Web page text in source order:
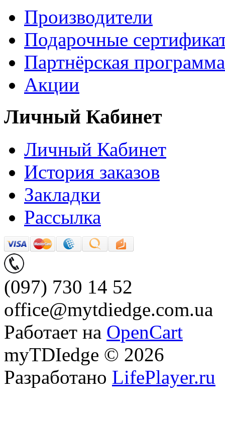
Производители
Подарочные
Партнёрская программа
Акции
Личный Кабинет
Личный Кабинет
История заказов
Закладки
Рассылка
(097) 730 14 52
office@mytdiedge.com.ua
Работает на OpenCart
myTDIedge © 2026
Разработано LifePlayer.ru